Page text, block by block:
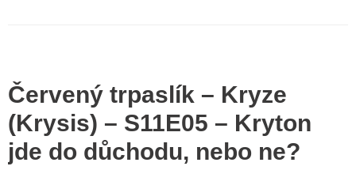
Červený trpaslík – Kryze
(Krysis) – S11E05 – Kryton
jde do důchodu, nebo ne?